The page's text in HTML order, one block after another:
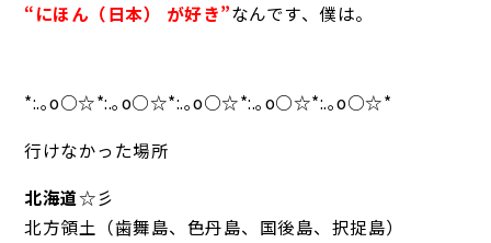
“にほん（日本） が好き”なんです、僕は。
*:.｡o○☆*:.｡o○☆*:.｡o○☆*:.｡o○☆*:.｡o○☆*
行けなかった場所
北海道☆彡
北方領土（歯舞島、色丹島、国後島、択捉島）